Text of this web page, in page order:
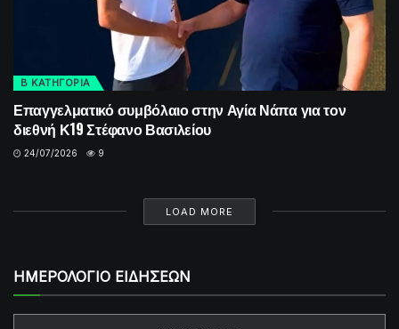
Β ΚΑΤΗΓΟΡΙΑ
Επαγγελματικό συμβόλαιο στην Αγία Νάπα για τον
διεθνή Κ19 Στέφανο Βασιλείου
24/07/2026 9
LOAD MORE
ΗΜΕΡΟΛΟΓΙΟ ΕΙΔΗΣΕΩΝ